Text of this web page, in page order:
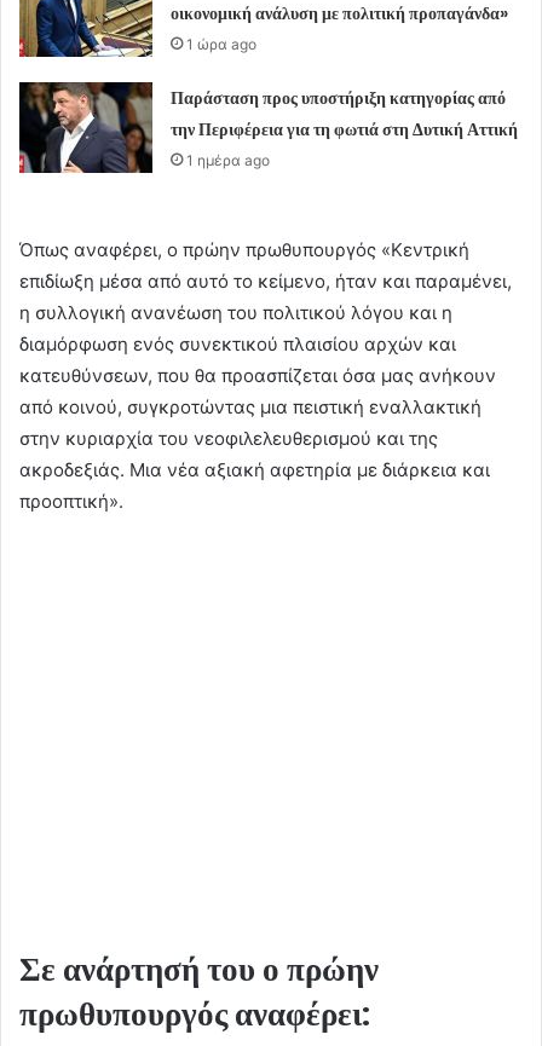
οικονομική ανάλυση με πολιτική προπαγάνδα»
1 ώρα ago
Παράσταση προς υποστήριξη κατηγορίας από
την Περιφέρεια για τη φωτιά στη Δυτική Αττική
1 ημέρα ago
Όπως αναφέρει, ο πρώην πρωθυπουργός «Κεντρική
επιδίωξη μέσα από αυτό το κείμενο, ήταν και παραμένει,
η συλλογική ανανέωση του πολιτικού λόγου και η
διαμόρφωση ενός συνεκτικού πλαισίου αρχών και
κατευθύνσεων, που θα προασπίζεται όσα μας ανήκουν
από κοινού, συγκροτώντας μια πειστική εναλλακτική
στην κυριαρχία του νεοφιλελευθερισμού και της
ακροδεξιάς. Μια νέα αξιακή αφετηρία με διάρκεια και
προοπτική».
Σε ανάρτησή του ο πρώην
πρωθυπουργός αναφέρει: